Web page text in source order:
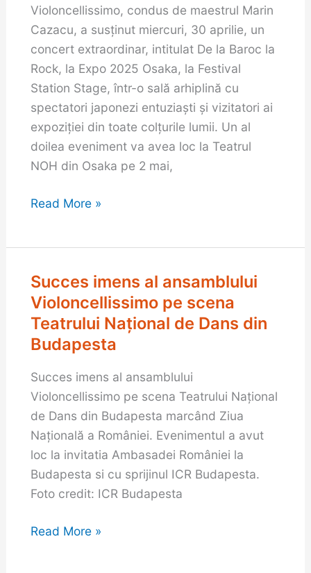
Violoncellissimo, condus de maestrul Marin
Cazacu, a susținut miercuri, 30 aprilie, un
concert extraordinar, intitulat De la Baroc la
Rock, la Expo 2025 Osaka, la Festival
Station Stage, într-o sală arhiplină cu
spectatori japonezi entuziaști și vizitatori ai
expoziției din toate colțurile lumii. Un al
doilea eveniment va avea loc la Teatrul
NOH din Osaka pe 2 mai,
la
Rock,
la
Expo
2025
Osaka
Read More »
Succes imens al ansamblului
Violoncellissimo pe scena
Teatrului Național de Dans din
Budapesta
Succes imens al ansamblului
Violoncellissimo pe scena Teatrului Național
de Dans din Budapesta marcând Ziua
Naţională a României. Evenimentul a avut
loc la invitatia Ambasadei României la
Budapesta si cu sprijinul ICR Budapesta.
Foto credit: ICR Budapesta
Succes
imens
al
ansamblului
Violoncellissimo
pe
scena
Teatrului
Național
de
Dans
din
Read More »